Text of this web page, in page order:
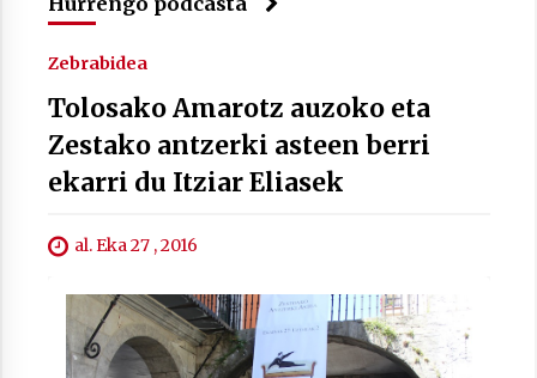
Arrosaren laburpen bideoa Hamaika
Zebrabidea
Tolosako Amarotz auzoko eta
Zestako antzerki asteen berri
ekarri du Itziar Eliasek
al. Eka 27 , 2016